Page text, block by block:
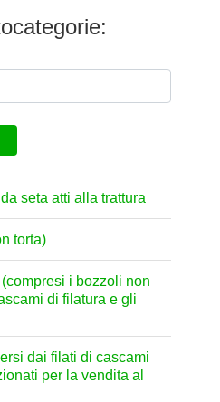
seta atti alla trattura
torta)
i bozzoli non
di filatura e gli
dai filati di cascami
per la vendita al